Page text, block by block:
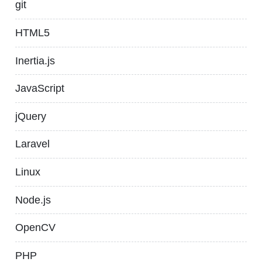
git
HTML5
Inertia.js
JavaScript
jQuery
Laravel
Linux
Node.js
OpenCV
PHP